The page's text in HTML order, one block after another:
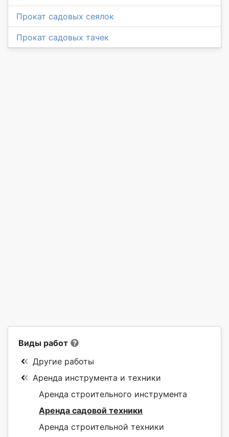
Прокат садовых сеялок
Прокат садовых тачек
Виды работ
Другие работы
Аренда инструмента и техники
Аренда строительного инструмента
Аренда садовой техники
Аренда строительной техники